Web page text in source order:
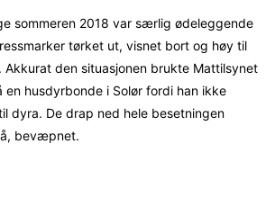
sommeren 2018 var særlig ødeleggende
tørket ut, visnet bort og høy til
den situasjonen brukte Mattilsynet
husdyrbonde i Solør fordi han ikke
dyra. De drap ned hele besetningen
bevæpnet.